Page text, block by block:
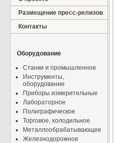
Размещение пресс-релизов
Контакты
Оборудование
Станки и промышленное
Инструменты,
оборудование
Приборы измерительные
Лабораторное
Полиграфическое
Торговое, холодильное
Металлообрабатывающее
Железнодорожное